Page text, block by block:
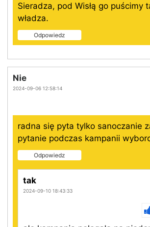
Sieradza, pod Wisłą go puścimy
władza.
Odpowiedz
Nie
2024-09-06 12:58:14
radna się pyta tylko sanoczanie
pytanie podczas kampanii
Odpowiedz
tak
2024-09-10 18:43:33